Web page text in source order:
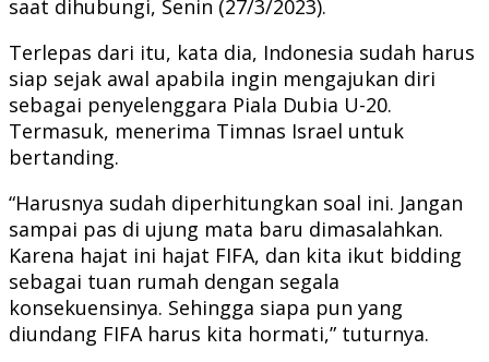
saat dihubungi, Senin (27/3/2023).
Terlepas dari itu, kata dia, Indonesia sudah harus
siap sejak awal apabila ingin mengajukan diri
sebagai penyelenggara Piala Dubia U-20.
Termasuk, menerima Timnas Israel untuk
bertanding.
“Harusnya sudah diperhitungkan soal ini. Jangan
sampai pas di ujung mata baru dimasalahkan.
Karena hajat ini hajat FIFA, dan kita ikut bidding
sebagai tuan rumah dengan segala
konsekuensinya. Sehingga siapa pun yang
diundang FIFA harus kita hormati,” tuturnya.